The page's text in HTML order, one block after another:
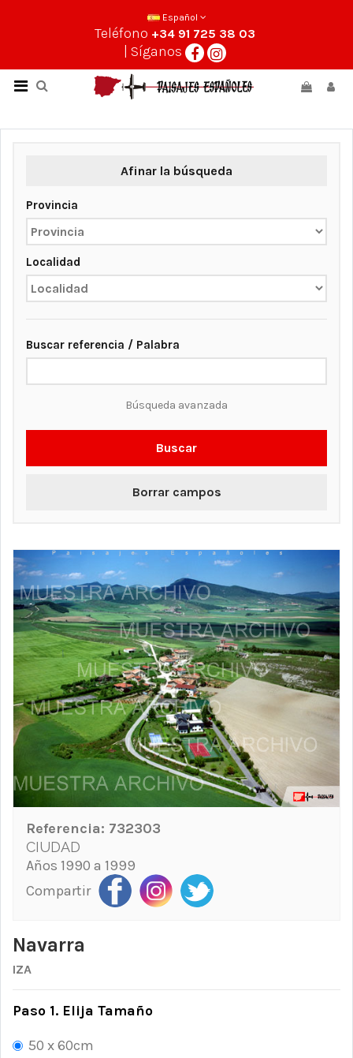
Español
Teléfono +34 91 725 38 03
| Síganos
Afinar la búsqueda
Provincia
Localidad
Buscar referencia / Palabra
Búsqueda avanzada
Buscar
Borrar campos
Referencia: 732303
CIUDAD
Años 1990 a 1999
Compartir
Navarra
IZA
Paso 1. Elija Tamaño
50 x 60cm